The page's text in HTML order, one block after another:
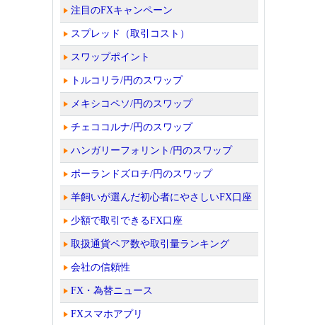
注目のFXキャンペーン
スプレッド（取引コスト）
スワップポイント
トルコリラ/円のスワップ
メキシコペソ/円のスワップ
チェココルナ/円のスワップ
ハンガリーフォリント/円のスワップ
ポーランドズロチ/円のスワップ
羊飼いが選んだ初心者にやさしいFX口座
少額で取引できるFX口座
取扱通貨ペア数や取引量ランキング
会社の信頼性
FX・為替ニュース
FXスマホアプリ